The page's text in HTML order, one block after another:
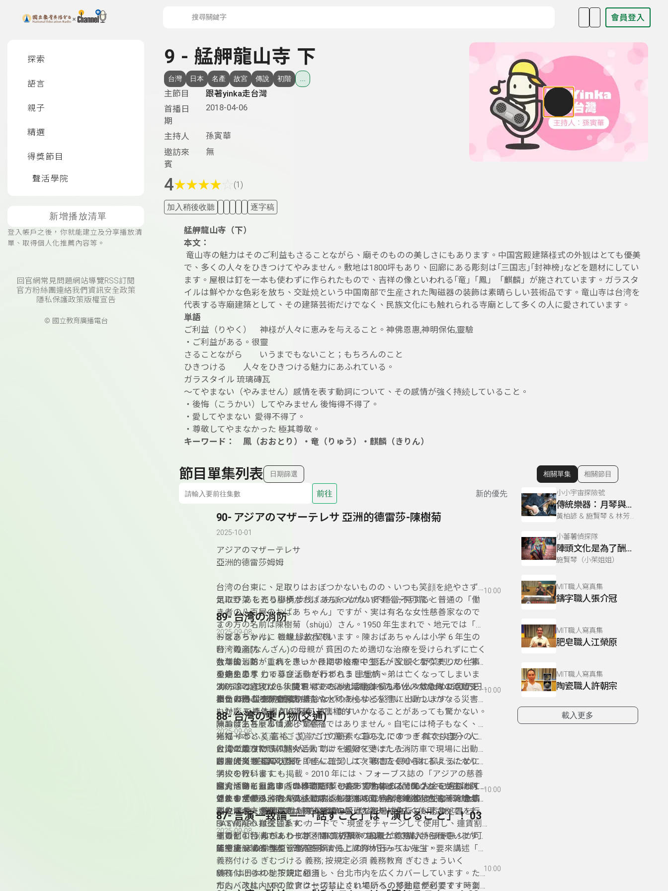
上方功能區塊 會員登入
探索
語言
親子
精選
得獎節目
聲活學院
新增播放清單
登入帳戶之後，你就能建立及分享播放清
單、取得個人化推薦內容等。
回官網常見問題網站導覽RSS訂閱
官方粉絲團連絡我們 資訊安全政策
隱私保護政策版權宣告
© 國立教育廣播電台
9 - 艋舺龍山寺 下
台灣 日本 名產 故宮 傳說 初階
主節目
跟著yinka走台灣
首播日
期
2018-04-06
主持人
孫寅華
邀訪來
賓
無
4★★★★ (1)
加入稍後收聽 逐字稿
艋舺龍山寺 （下）
本文：
竜山寺の魅力はそのご利益もさることながら、廟そのものの美しさにもあります。中国宮殿建築様式の外観はとても優美
で、多くの人々をひきつけてやみません。敷地は1800坪もあり、回廊にある彫刻は｢三国志｣｢封神榜｣などを題材にしてい
ます。屋根は釘を一本も使わずに作られたもので、吉祥の像といわれる｢竜｣「鳳」「麒麟」が施されています。ガラスタ
イルは鮮やかな色彩を放ち、交趾焼という中国南部で生産された陶磁器の装飾は素晴らしい芸術品です。竜山寺は台湾を
代表する寺廟建築として、その建築芸術だけでなく、民族文化にも触れられる寺廟として多くの人に愛されています。
単語
ご利益（りやく） 神様が人々に恵みを与えること。神佛恩惠,神明保佑,靈驗
・ご利益がある。很靈
さることながら いうまでもないこと；もちろんのこと
ひきつける 人々をひきつける魅力にあふれている。
ガラスタイル 琉璃磚瓦
～てやまない（やみません）感情を表す動詞について、その感情が強く持続していること。
・後悔（こうかい）してやみません 後悔得不得了。
・愛してやまない 愛得不得了。
・尊敬してやまなかった 極其尊敬。
キーワード： 鳳（おおとり）・竜（りゅう）・麒麟（きりん）
節目單集列表 日期篩選
前往 新的優先
90- アジアのマザーテレサ 亞洲的德雷莎-陳樹菊
2025-10-01
アジアのマザーテレサ
亞洲的德雷莎姆姆
台湾の台東に、足取りはおぼつかないものの、いつも笑顔を絶やさず元
気に野菜 を売る小柄なおばあちゃんがいます。一見すると普通の「働
き者の八百屋のおばあ ちゃん」ですが、実は有名な女性慈善家なので
す。
足取り あしとり腳步;步伐。 おぼつかない不穩當;不可靠。
この方の名前は陳樹菊（shùjú）さん。1950 年生まれで、地元では「陳
おばあちゃん」 と親しまれています。陳おばあちゃんは小学 6 年生の
時、難産(なんざん)の母親が 貧困のため適切な治療を受けられずに亡く
なりました。これをきっかけに学校を中 退し、父親と野菜売りの仕事
を始めます。
～をきっかけに 機緣;緣故;契機
数年後、弟が重病を患い、長期の治療で生活が苦しくなりました。学校
の先生の尽 力で募金活動が行われましたが、弟は亡くなってしまいま
す。この経験から、陳お ばあちゃんは将来貧しい人々のために何かし
たいと決心します。
重病を患う じゅうびょうをわずらう 患重病。
2005 年までの 20 年間で、すでに地域社会への奉仕のため約 3500 万円
相当の寄 付を続けていました。
奉仕 ほうし 服務;奉獻;
陳おばあちゃんは決して裕福ではありません。自宅には椅子もなく、蛍
光灯一本と 茣蓙（ござ）だけの簡素な暮らしです。それでも自分のこ
とは二の次にし、黙々と人 助けを続けてきました。
裕福 ゆうふく 富裕。茣蓙 ござ 蓆子。二の次 にのつぎ 其次;次要。 人助
け ひとだすけ 幫助別人。
陳おばあちゃんの善行（ぜんこう）は次第に広く知られるようになり、
学校の教科書 にも掲載。2010 年には、フォーブス誌の「アジアの慈善
家」やタイム誌の「世界でも っとも影響力のある 100 人」に選ばれて
います。
陳おばあちゃんは「56 年間野菜を売って台東の人からお金をもらって
きたのだから、 台東の人にお返しするのは当然。老後は住む家と食事
さえできれば十分」と語り、 「お金は本来自分のものではなく、あの
世には持って行けないのだから、この世に 置いていくのが当然」と付
け加えました。
10:00
89- 台湾の消防
2025-09-08
台湾の消防
台灣的消防
消防隊と言えば、火災現場での消火活動はもちろん、救急隊の活動支
援、自然 災害、危険物排除などのあらゆる災害に出動します。
また、日ごろから警防調査や水利点検などを行い、いついかなる災害に
も対応 できるように準備しています。
いかなる 連体詞 如何,任何,甚麼樣的 いかなることがあっても驚かない。
無論發生甚麼事情,都不驚慌。
火災が起きた際の消火活動では、通報を受けたら消防車で現場に出動
し、火災 現場の状況を即座に確認して、被害を最小限に抑えるために
消火を行います。
即座 そくざ 當下;立即
消火活動を担当するのは消防隊・ポンプ隊などに配属されている消防士
です。 急病人やけが人を病院へ搬送する任務は最も頻度が高く、急病
人やけが人が発 生した際、要請を受けて現場に急行し、応急処置を行
って病院へ搬送します。
他にも「義勇消防人員」と呼ばれる消防団が各地域に存在し、消防士の
消火活 動、救援活動、防災設備の管理などを補佐しています。
補佐 ほさ、幫助,協助,輔助的意思。
その他、台湾では、一定区間に防空壕の設置が義務付けられていますの
で、施設 の保全や管理を日頃からこの隊が行っています。
防空壕 ぼうくうごう 防空洞。
義務付ける ぎむづける 義務; 按規定必須 義務教育 ぎむきょういく
義務付けられる 按規定必須。
10:00
88- 台湾の乗り物(交通)
2025-09-08
台湾の乗り物
台灣的交通工具
台湾、特に台北市内の移動には、MRT、市内バス、タクシーが主に利用
されます。
郊外や台中、台南への移動には、高速バス、台湾鉄道、台湾新幹線が便
利です。
これらの交通機関では、EASYCARD（悠遊卡）が広く使用されていま
す。
EASYCARD は交通系 IC カードで、現金をチャージして使用し、運賃割
引などの特 典があります。MRT の駅やコンビニで購入・チャージが可
能です。
運賃割引 うんちんわりびき 車資折扣。 特典 とくてん 特別優惠。
チャージする 儲值。
MRT は日本の地下鉄に相当し、台北市内を広くカバーしています。た
だし、改札内 での飲食は一切禁止されているので注意が必要です。ま
市内バスは、MRT でアクセスしにくい場所への移動に便利です。時刻
10:00
87- 言演一致論 ――「話すこと」は「演じるこ と」！ 03
2025-09-08
延續上一講的內容，曾為許多演員上課的林田みちお先生，要來講述「言
演一致論」，可參考講義的逐字稿內容。
10:00
顯示相關單集
相關單集 相關節目
小小宇宙探險號
傳統樂器：月琴與三味線
黃柏諺 & 施賢琴 & 林芳如
小蕃薯偵探隊
陣頭文化是為了酬謝寺廟神明?
施賢琴（小茱姐姐）
MIT職人寫真集
鑄字職人張介冠
MIT職人寫真集
肥皂職人江榮原
MIT職人寫真集
陶瓷職人許朝宗
載入更多